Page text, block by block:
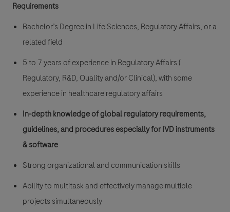
Requirements
Bachelor’s Degree in Life Sciences, Regulatory Affairs, or a
related field
5 to 7 years of experience in Regulatory Affairs (
Regulatory, R&D, Quality and/orClinical), with some
experience in healthcare regulatory affairs
In-depth knowledge of global regulatory requirements,
guidelines, and procedures especially forIVD instruments
&software
Strong organizational and communication skills
Ability to multitask and effectively manage multiple
projects simultaneously